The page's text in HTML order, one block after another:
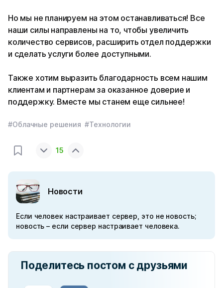
Но мы не планируем на этом останавливаться! Все
наши силы направлены на то, чтобы увеличить
количество сервисов, расширить отдел поддержки
и сделать услуги более доступными.
Также хотим выразить благодарность всем нашим
клиентам и партнерам за оказанное доверие и
поддержку. Вместе мы станем еще сильнее!
#Облачные решения #Технологии
15
Новости
Если человек настраивает сервер, это не новость;
новость – если сервер настраивает человека.
Поделитесь постом с друзьями